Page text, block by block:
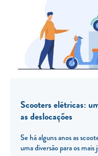
Scooters elétricas:
as deslocações
Se há alguns anos as
uma diversão para os